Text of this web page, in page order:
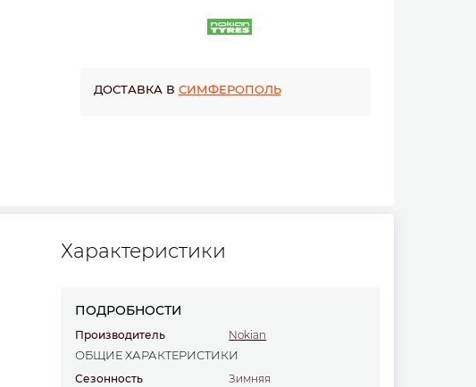
ДОСТАВКА В СИМФЕРОПОЛЬ
Характеристики
ПОДРОБНОСТИ
Производитель Nokian
ОБЩИЕ ХАРАКТЕРИСТИКИ
Сезонность Зимняя